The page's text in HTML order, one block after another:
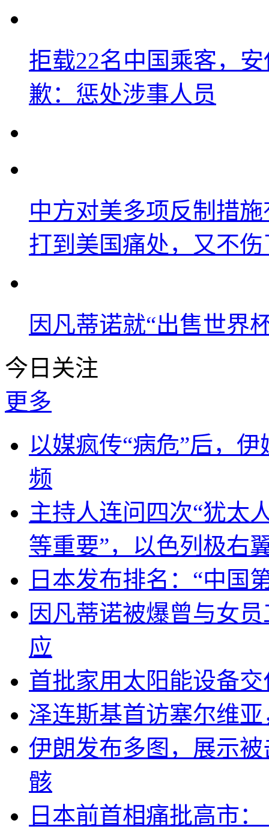
拒载22名中国乘客，
歉：惩处涉事人员
中方对美多项反制措
打到美国痛处，又不
因凡蒂诺就“出售世界
今日关注
更多
以媒疯传“病危”后，
频
主持人连问四次“犹太
等重要”，以色列极右
日本发布排名：“中国
因凡蒂诺被爆曾与女
应
首批家用太阳能设备
泽连斯基首访塞尔维
伊朗发布多图，展示
骸
日本前首相痛批高市